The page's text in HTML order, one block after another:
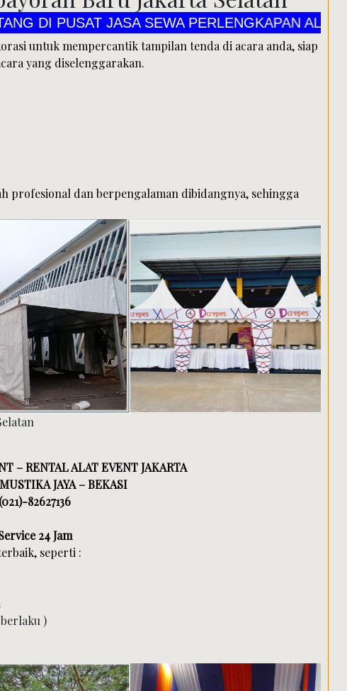
JASA SEWA PERLENGKAPAN ALAT PESTA
untuk mempercantik tampilan tenda di acara anda, siap
yang diselenggarakan.
profesional dan berpengalaman dibidangnya, sehingga
– RENTAL ALAT EVENT JAKARTA
JAYA – BEKASI
(021)-82627136
24 Jam
seperti :
)